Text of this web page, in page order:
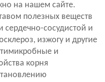
на нашем сайте.
полезных веществ
сердечно-сосудистой и
изжогу и другие
и
корня